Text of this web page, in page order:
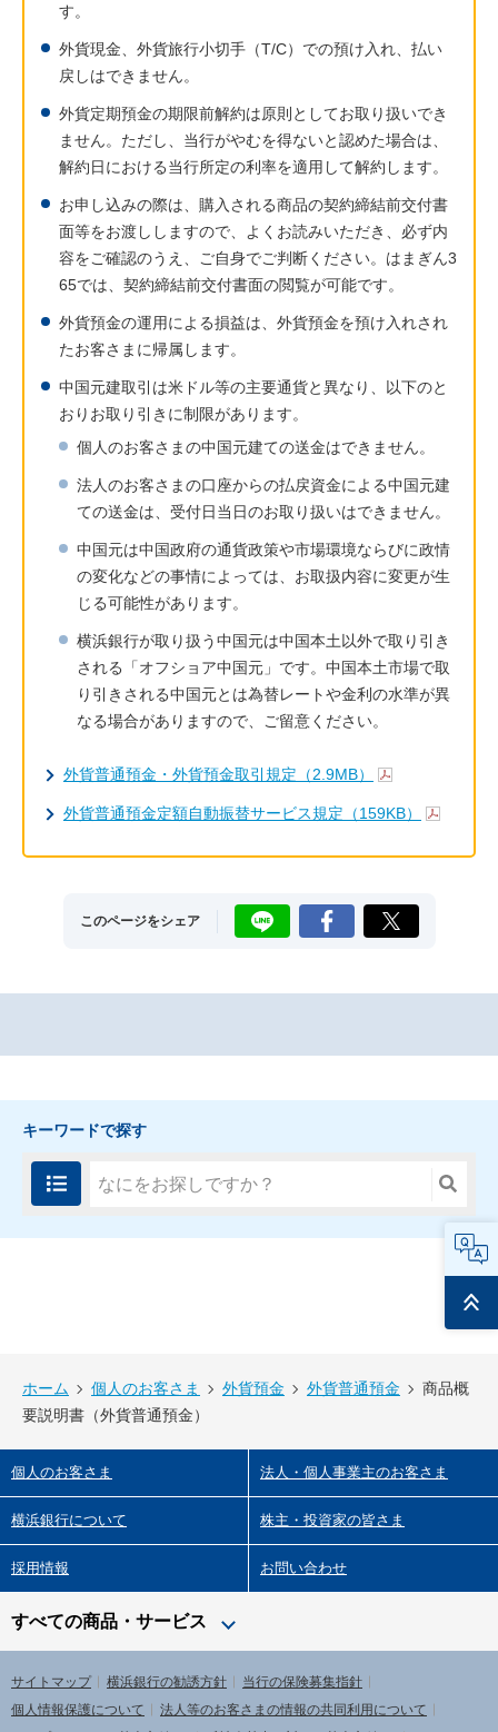
す。
外貨現金、外貨旅行小切手（T/C）での預け入れ、払い
戻しはできません。
外貨定期預金の期限前解約は原則としてお取り扱いでき
ません。ただし、当行がやむを得ないと認めた場合は、
解約日における当行所定の利率を適用して解約します。
お申し込みの際は、購入される商品の契約締結前交付書
面等をお渡ししますので、よくお読みいただき、必ず内
容をご確認のうえ、ご自身でご判断ください。はまぎん3
65では、契約締結前交付書面の閲覧が可能です。
外貨預金の運用による損益は、外貨預金を預け入れされ
たお客さまに帰属します。
中国元建取引は米ドル等の主要通貨と異なり、以下のと
おりお取り引きに制限があります。
個人のお客さまの中国元建ての送金はできません。
法人のお客さまの口座からの払戻資金による中国元建
ての送金は、受付日当日のお取り扱いはできません。
中国元は中国政府の通貨政策や市場環境ならびに政情
の変化などの事情によっては、お取扱内容に変更が生
じる可能性があります。
横浜銀行が取り扱う中国元は中国本土以外で取り引き
される「オフショア中国元」です。中国本土市場で取
り引きされる中国元とは為替レートや金利の水準が異
なる場合がありますので、ご留意ください。
外貨普通預金・外貨預金取引規定（2.9MB）
外貨普通預金定額自動振替サービス規定（159KB）
このページをシェア LINE Facebook X
キーワードで探す
トップ
ホーム 個人のお客さま 外貨預金 外貨普通預金
商品概
要説明書（外貨普通預金）
個人のお客さま 法人・個人事業主のお客さま
横浜銀行について 株主・投資家の皆さま
採用情報 お問い合わせ
すべての商品・サービス
サイトマップ 横浜銀行の勧誘方針
当行の保険募集指針
個人情報保護について
法人等のお客さまの情報の共同利用について